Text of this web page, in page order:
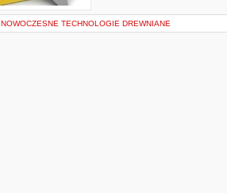
NOWOCZESNE TECHNOLOGIE DREWNIANE